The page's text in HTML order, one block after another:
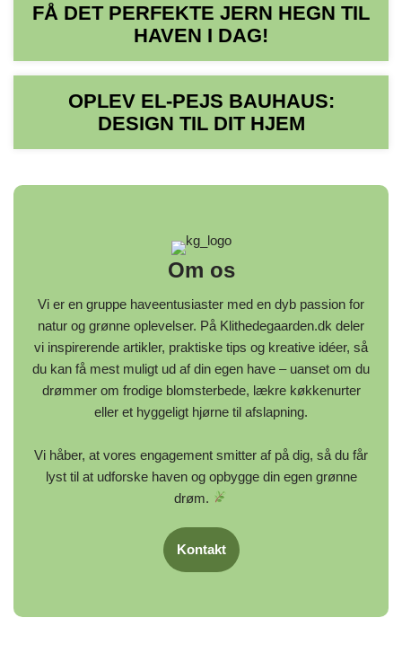
FÅ DET PERFEKTE JERN HEGN TIL
HAVEN I DAG!
OPLEV EL-PEJS BAUHAUS:
DESIGN TIL DIT HJEM
Om os
Vi er en gruppe haveentusiaster med en dyb passion for
natur og grønne oplevelser. På Klithedegaarden.dk deler
vi inspirerende artikler, praktiske tips og kreative idéer, så
du kan få mest muligt ud af din egen have – uanset om du
drømmer om frodige blomsterbede, lækre køkkenurter
eller et hyggeligt hjørne til afslapning.
Vi håber, at vores engagement smitter af på dig, så du får
lyst til at udforske haven og opbygge din egen grønne
drøm.
Kontakt